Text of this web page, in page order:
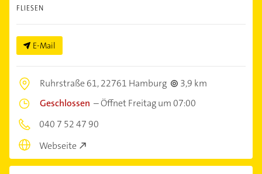
FLIESEN
E-Mail
Ruhrstraße 61,22761 Hamburg
3,9 km
Geschlossen –Öffnet Freitag um 07:00
040 7 52 47 90
Webseite